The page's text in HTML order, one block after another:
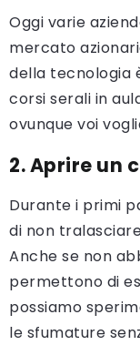
Oggi varie
mercato
della tecnologia
corsi serali in
ovunque voi
2. Aprire un
Durante i primi
di non
Anche se non
permettono di
possiamo
le sfumature